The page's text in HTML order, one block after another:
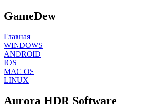
GameDew
Главная
WINDOWS
ANDROID
IOS
MAC OS
LINUX
Aurora HDR Software